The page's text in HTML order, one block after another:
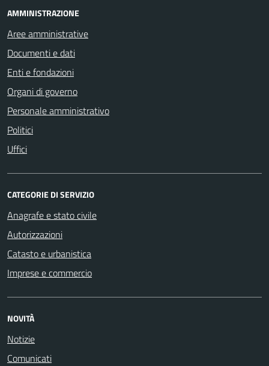
AMMINISTRAZIONE
Aree amministrative
Documenti e dati
Enti e fondazioni
Organi di governo
Personale amministrativo
Politici
Uffici
CATEGORIE DI SERVIZIO
Anagrafe e stato civile
Autorizzazioni
Catasto e urbanistica
Imprese e commercio
NOVITÀ
Notizie
Comunicati